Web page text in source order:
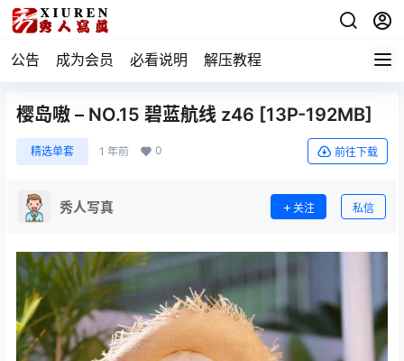
公告 成为会员 必看说明 解压教程
樱岛嗷 – NO.15 碧蓝航线 z46 [13P-192MB]
精选单套 1 年前 0 前往下载
秀人写真 关注 私信